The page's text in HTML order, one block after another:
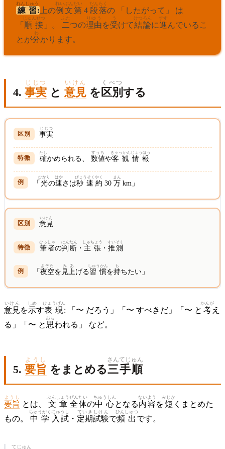
練習
れんしゅう
: 上の例文
れいぶん
第
だい
4 段落
だんらく
の 「したがって」 は
「 順接
じゅんせつ
」。 二
ふた
つの理由
りゆう
を受
う
けて結論
けつろん
に進
すす
んでいるこ
とが分
わ
かります。
4. 事実
じじつ
と 意見
いけん
を 区別
くべつ
する
事実
じじつ
確
たし
かめられる、数値
すうち
や客観
きゃっかん
情報
じょうほう
「 光
ひかり
の速
はや
さは秒速
びょうそく
約
やく
30万
まん
km」
意見
いけん
筆者
ひっしゃ
の判断
はんだん
・ 主張
しゅちょう
・推測
すいそく
「夜空
よぞら
を 見上
みあ
げる習慣
しゅうかん
を持
も
ちたい」
意見
いけん
を示
しめ
す表現
ひょうげん
: 「〜 だろう」「〜 すべきだ」「〜 と 考
かんが
え
る」「〜 と 思
おも
われる」 など。
5. 要旨
ようし
をまとめる三
さん
手順
てじゅん
要旨
ようし
とは、 文章
ぶんしょう
全体
ぜんたい
の中心
ちゅうしん
となる内容
ないよう
を短
みじか
くまとめた
もの。 中学
ちゅうがく
入試
にゅうし
・ 定期
ていき
試験
しけん
で頻出
ひんしゅつ
です。
てじゅん